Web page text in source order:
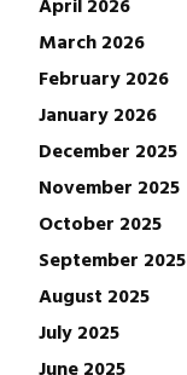
March 2026
February 2026
January 2026
December 2025
November 2025
October 2025
September 2025
August 2025
July 2025
June 2025